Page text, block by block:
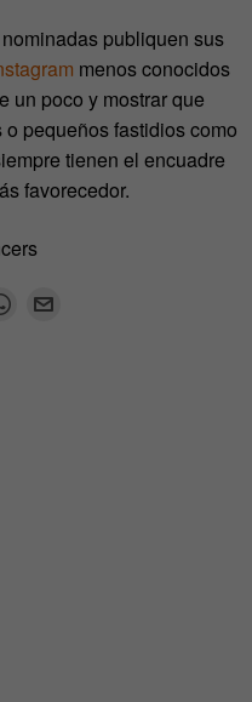
publiquen sus
menos conocidos
un poco y mostrar que
pequeños fastidios como
tienen el encuadre
favorecedor.